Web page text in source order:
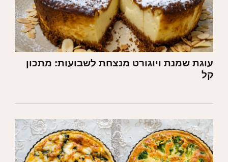
עוגת שמנת ויוגורט מנצחת לשבועות: מתכון
קל